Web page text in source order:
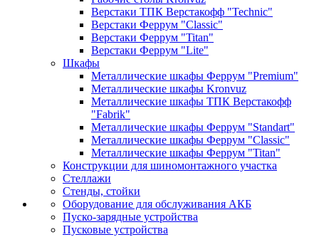
Верстаки ТПК Верстакофф "Technic"
Верстаки Феррум "Classic"
Верстаки Феррум "Titan"
Верстаки Феррум "Lite"
Шкафы
Металлические шкафы Феррум "Premium"
Металлические шкафы Kronvuz
Металлические шкафы ТПК Верстакофф
"Fabrik"
Металлические шкафы Феррум "Standart"
Металлические шкафы Феррум "Classic"
Металлические шкафы Феррум "Titan"
Конструкции для шиномонтажного участка
Стеллажи
Стенды, стойки
Оборудование для обслуживания АКБ
Пуско-зарядные устройства
Пусковые устройства